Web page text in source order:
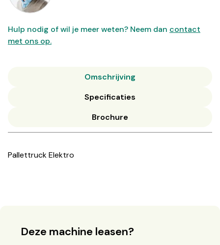
Hulp nodig of wil je meer weten? Neem dan contact
met ons op.
Omschrijving
Specificaties
Brochure
Pallettruck Elektro
Deze machine leasen?